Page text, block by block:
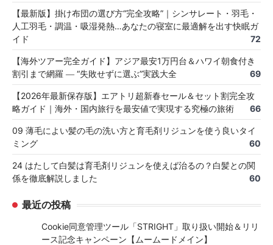
【最新版】掛け布団の選び方“完全攻略”｜シンサレート・羽毛・
人工羽毛・調温・吸湿発熱…あなたの寝室に最適解を出す快眠ガ
イド
72
【海外ツアー完全ガイド】アジア最安1万円台＆ハワイ朝食付き
割引まで網羅 ― “失敗せずに選ぶ”実践大全
69
【2026年最新保存版】エアトリ超新春セール＆セット割完全攻
略ガイド｜海外・国内旅行を最安値で実現する究極の旅術
66
09 薄毛によい髪の毛の洗い方と育毛剤リジュンを使う良いタイ
ミング
60
24 はたして白髪は育毛剤リジュンを使えば治るの？白髪との関
係を徹底解説しました
60
最近の投稿
Cookie同意管理ツール「STRIGHT」取り扱い開始＆リリ
ース記念キャンペーン【ムームードメイン】